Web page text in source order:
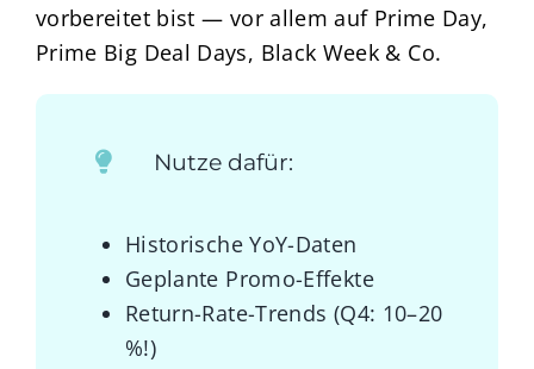
vorbereitet bist — vor allem auf Prime Day,
Prime Big Deal Days, Black Week & Co.
Nutze dafür:
Historische YoY-Daten
Geplante Promo-Effekte
Return-Rate-Trends (Q4: 10–20
%!)